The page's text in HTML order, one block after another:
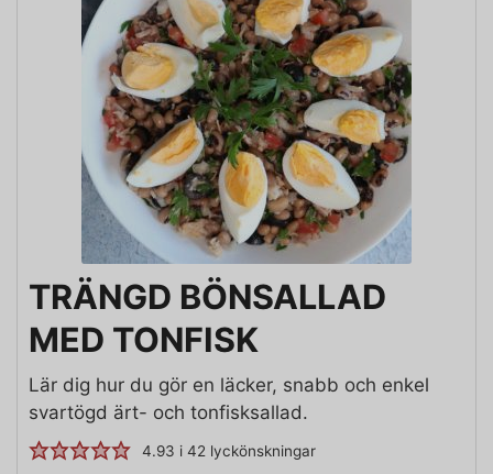
TRÄNGD BÖNSALLAD
MED TONFISK
Lär dig hur du gör en läcker, snabb och enkel
svartögd ärt- och tonfisksallad.
4.93 i42 lyckönskningar